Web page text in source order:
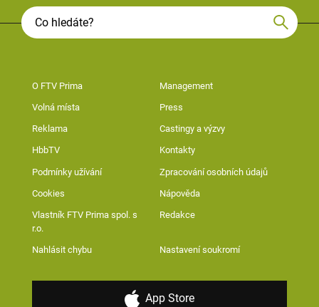
O FTV Prima Management
Volná místa Press
Reklama Castingy a výzvy
HbbTV Kontakty
Podmínky užívání Zpracování osobních údajů
Cookies Nápověda
Vlastník FTV Prima spol. s
r.o.
Redakce
Nahlásit chybu Nastavení soukromí
App Store